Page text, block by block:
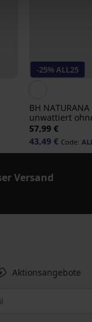
-25% ALL25
BH
unwattiert
57,99 €
43,49 € Code:
Versand
Aktionsangebote